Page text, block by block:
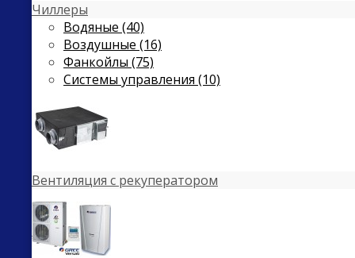
Чиллеры
Водяные (40)
Воздушные (16)
Фанкойлы (75)
Системы управления (10)
Вентиляция с рекуператором